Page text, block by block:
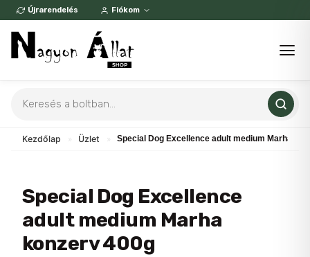
Skip
content
Újrarendelés Fiókom
search
Kezdőlap Üzlet Special Dog Excellence adult medium Marha
Special Dog Excellence
adult medium Marha
konzerv 400g